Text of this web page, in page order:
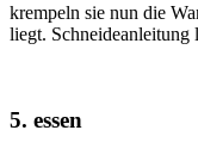
krempeln sie nun die
liegt. Schneideanleitung
5. essen